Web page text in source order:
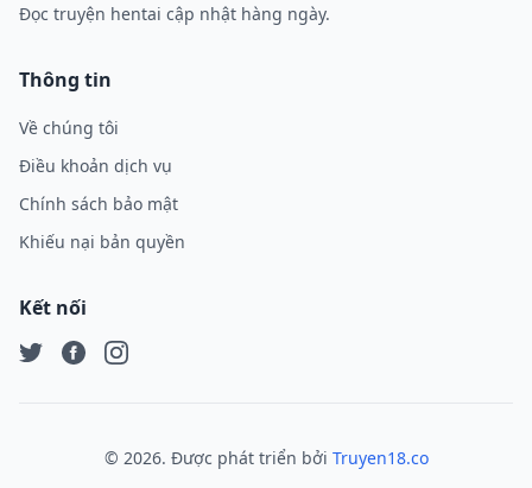
Đọc truyện hentai cập nhật hàng ngày.
Thông tin
Về chúng tôi
Điều khoản dịch vụ
Chính sách bảo mật
Khiếu nại bản quyền
Kết nối
© 2026. Được phát triển bởi Truyen18.co